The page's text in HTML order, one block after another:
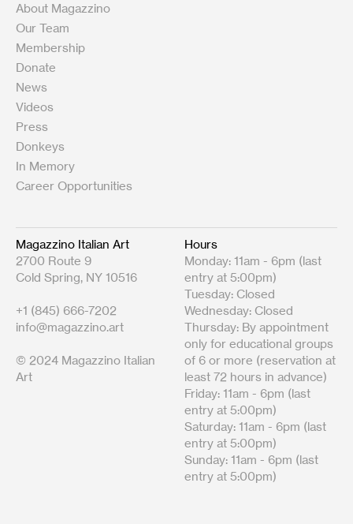
About Magazzino
Our Team
Membership
Donate
News
Videos
Press
Donkeys
In Memory
Career Opportunities
Magazzino Italian Art
2700 Route 9
Cold Spring, NY 10516
+1 (845) 666-7202
info@magazzino.art
© 2024 Magazzino Italian
Art
Hours
Monday: 11am - 6pm (last
entry at 5:00pm)
Tuesday: Closed
Wednesday: Closed
Thursday: By appointment
only for educational groups
of 6 or more (reservation at
least 72 hours in advance)
Friday: 11am - 6pm (last
entry at 5:00pm)
Saturday: 11am - 6pm (last
entry at 5:00pm)
Sunday: 11am - 6pm (last
entry at 5:00pm)